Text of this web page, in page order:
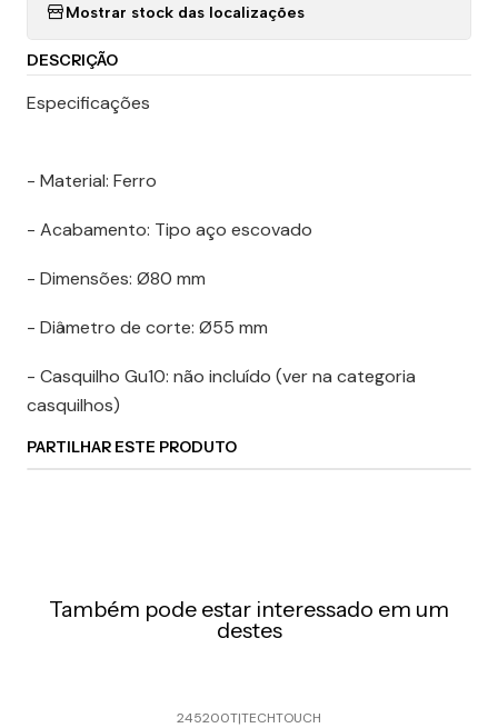
Mostrar stock das localizações
DESCRIÇÃO
Especificações
- Material: Ferro
- Acabamento: Tipo aço escovado
- Dimensões: Ø80 mm
- Diâmetro de corte: Ø55 mm
- Casquilho Gu10: não incluído (ver na categoria
casquilhos)
PARTILHAR ESTE PRODUTO
Também pode estar interessado em um
destes
245200T|TECHTOUCH